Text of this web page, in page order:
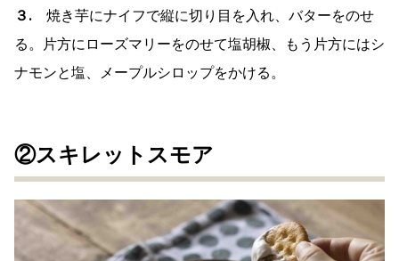
３. 焼き芋にナイフで縦に切り目を入れ、バターをのせ
る。片方にローズマリーをのせて塩胡椒、もう片方にはシ
ナモンと塩、メープルシロップをかける。
②スキレットスモア